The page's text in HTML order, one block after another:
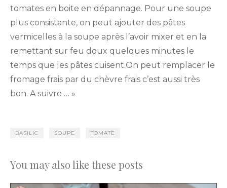
tomates en boite en dépannage. Pour une soupe
plus consistante, on peut ajouter des pâtes
vermicelles à la soupe après l’avoir mixer et en la
remettant sur feu doux quelques minutes le
temps que les pâtes cuisent.On peut remplacer le
fromage frais par du chèvre frais c’est aussi très
bon. A suivre … »
BASILIC SOUPE TOMATE
You may also like these posts